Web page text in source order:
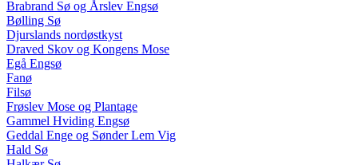
Brabrand Sø og Årslev Engsø
Bølling Sø
Djurslands nordøstkyst
Draved Skov og Kongens Mose
Egå Engsø
Fanø
Filsø
Frøslev Mose og Plantage
Gammel Hviding Engsø
Geddal Enge og Sønder Lem Vig
Hald Sø